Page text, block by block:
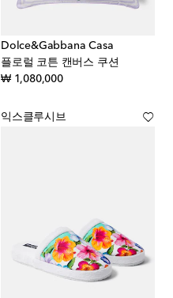
Dolce&Gabbana Casa
플로럴 코튼 캔버스 쿠션
₩ 1,080,000original price
익스클루시브